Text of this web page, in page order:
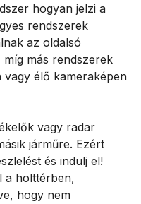
hogyan jelzi a
rendszerek
az oldalsó
más rendszerek
vagy élő kameraképen
vagy radar
járműre. Ezért
és indulj el!
a holttérben,
hogy nem